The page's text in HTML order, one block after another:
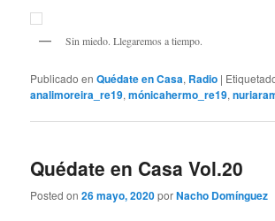
Sin miedo. Llegaremos a tiempo.
Publicado en Quédate en Casa, Radio |
analimoreira_re19,mónicahermo_re19,
Quédate en Casa Vol.20
Posted on26 mayo, 2020porNacho Domínguez